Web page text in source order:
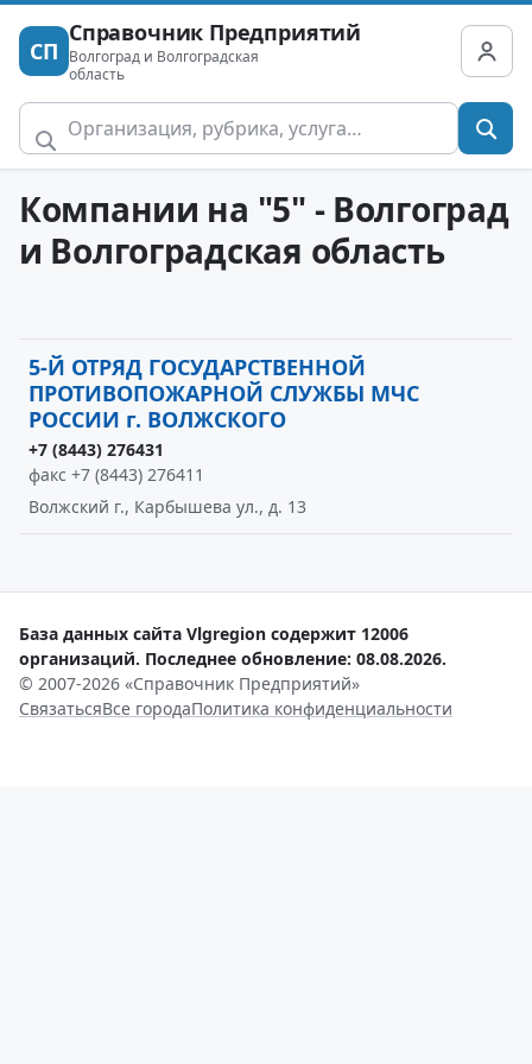
СП
Справочник Предприятий
Волгоград и Волгоградская
область
Компании на "5" - Волгоград
и Волгоградская область
5-Й ОТРЯД ГОСУДАРСТВЕННОЙ
ПРОТИВОПОЖАРНОЙ СЛУЖБЫ МЧС
РОССИИ г. ВОЛЖСКОГО
+7 (8443) 276431
факс +7 (8443) 276411
Волжский г., Карбышева ул., д. 13
База данных сайта Vlgregion содержит 12006
организаций. Последнее обновление: 08.08.2026.
© 2007-2026 «Справочник Предприятий»
СвязатьсяВсе городаПолитика конфиденциальности